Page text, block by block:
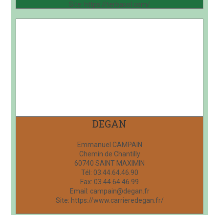
Site: https://terbasol.com/
DEGAN
Emmanuel CAMPAIN
Chemin de Chantilly
60740 SAINT MAXIMIN
Tél: 03.44.64.46.90
Fax: 03.44.64.46.99
Email: campain@degan.fr
Site: https://www.carrieredegan.fr/